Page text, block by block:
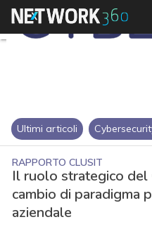
Ultimi articoli
RAPPORTO CLUSIT
Il ruolo strategico del
cambio di paradigma
aziendale